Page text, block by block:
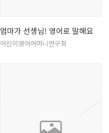
엄마가 선생님! 영어로 말해요
어린이영어어머니연구회